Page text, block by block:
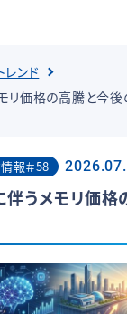
ンド
リ価格の高騰と今後
報＃58
うメモリ価格